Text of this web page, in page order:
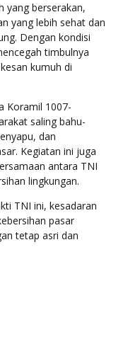
yang berserakan,
yang lebih sehat dan
Dengan kondisi
timbulnya
kumuh di
Koramil 1007-
saling bahu-
dan
Kegiatan ini juga
antara TNI
lingkungan.
TNI ini, kesadaran
pasar
tetap asri dan